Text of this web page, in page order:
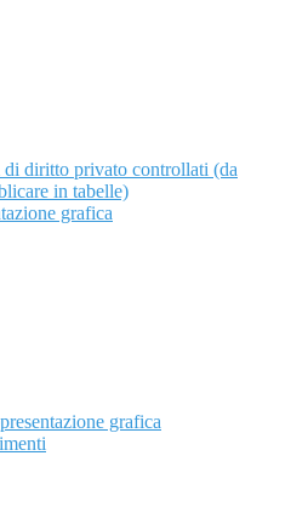
di diritto privato controllati (da
in tabelle)
grafica
grafica